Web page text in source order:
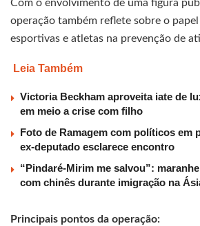
Com o envolvimento de uma figura
operação também reflete sobre o
esportivas e atletas na prevenção de
Leia Também
Victoria Beckham aproveita iate de
em meio a crise com filho
Foto de Ramagem com políticos em
ex-deputado esclarece encontro
“Pindaré-Mirim me salvou”:
com chinês durante imigração na
Principais pontos da operação: